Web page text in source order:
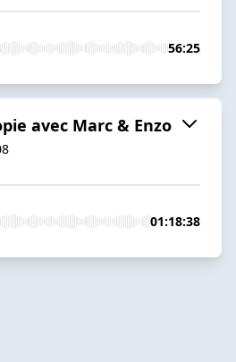
56:25
avec Marc & Enzo
01:18:38